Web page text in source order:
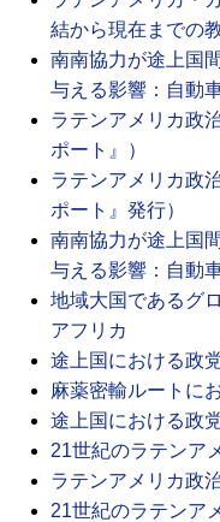
結から現在までの
南南協力が途上国
与える影響：自動
ラテンアメリカ政
ポート』）
ラテンアメリカ政
ポート』発行）
南南協力が途上国
与える影響：自動
地域大国であるグ
アフリカ
途上国における政
麻薬密輸ルートに
途上国における政
21世紀のラテンア
ラテンアメリカ政
21世紀のラテンア